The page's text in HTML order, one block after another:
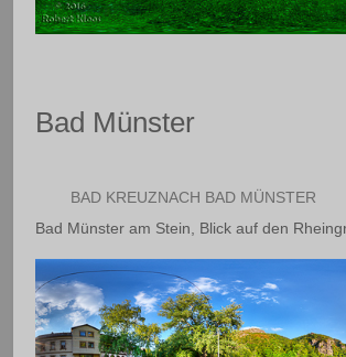
Bad Münster
BAD KREUZNACH BAD MÜNSTER
Bad Münster am Stein, Blick auf den